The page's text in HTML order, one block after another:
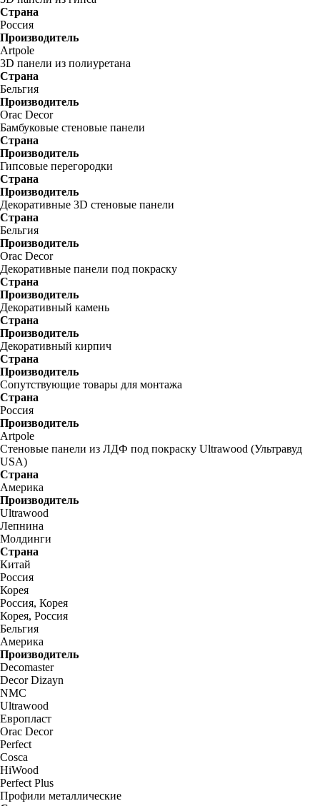
Страна
Россия
Производитель
Artpole
3D панели из полиуретана
Страна
Бельгия
Производитель
Orac Decor
Бамбуковые стеновые панели
Страна
Производитель
Гипсовые перегородки
Страна
Производитель
Декоративные 3D стеновые панели
Страна
Бельгия
Производитель
Orac Decor
Декоративные панели под покраску
Страна
Производитель
Декоративный камень
Страна
Производитель
Декоративный кирпич
Страна
Производитель
Сопутствующие товары для монтажа
Страна
Россия
Производитель
Artpole
Стеновые панели из ЛДФ под покраску Ultrawood (Ультравуд
USA)
Страна
Америка
Производитель
Ultrawood
Лепнина
Молдинги
Страна
Китай
Россия
Корея
Россия, Корея
Корея, Россия
Бельгия
Америка
Производитель
Decomaster
Decor Dizayn
NMC
Ultrawood
Европласт
Orac Decor
Perfect
Cosca
HiWood
Perfect Plus
Профили металлические